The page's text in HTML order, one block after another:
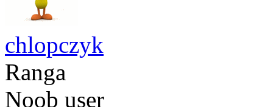
chlopczyk
Ranga
Noob user